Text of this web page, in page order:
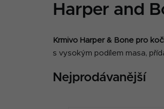
Harper and
Krmivo Harper & Bone pro
s vysokým podílem masa,
Nejprodávanější